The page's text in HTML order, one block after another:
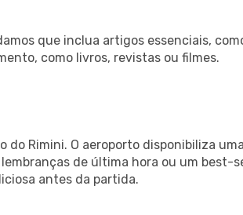
que inclua artigos essenciais,
como livros, revistas ou filmes.
Rimini. O aeroporto disponibiliza
de última hora ou um best-
antes da partida.